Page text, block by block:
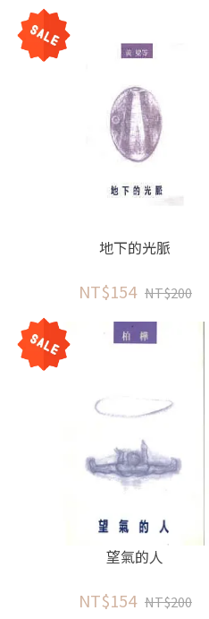
地下的光脈
NT$154 NT$200
望氣的人
NT$154 NT$200